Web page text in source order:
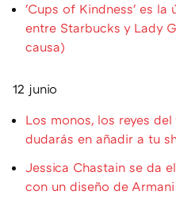
'Cups of Kindness' es la
entre Starbucks y Lady
causa)
12 junio
Los monos, los reyes
dudarás en añadir a tu
Jessica Chastain se da
con un diseño de Armani